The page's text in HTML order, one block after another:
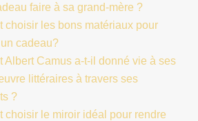
faire à sa grand-mère ?
choisir les bons matériaux pour
cadeau?
Albert Camus a-t-il donné vie à ses
littéraires à travers ses
?
choisir le miroir idéal pour rendre